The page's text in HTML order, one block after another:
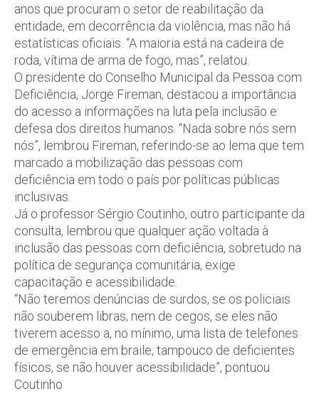
anos que procuram o setor de reabilitação da
entidade, em decorrência da violência, mas não há
estatísticas oficiais. “A maioria está na cadeira de
roda, vítima de arma de fogo, mas”, relatou.
O presidente do Conselho Municipal da Pessoa com
Deficiência, Jorge Fireman, destacou a importância
do acesso a informações na luta pela inclusão e
defesa dos direitos humanos. “Nada sobre nós sem
nós”, lembrou Fireman, referindo-se ao lema que tem
marcado a mobilização das pessoas com
deficiência em todo o país por políticas públicas
inclusivas.
Já o professor Sérgio Coutinho, outro participante da
consulta, lembrou que qualquer ação voltada à
inclusão das pessoas com deficiência, sobretudo na
política de segurança comunitária, exige
capacitação e acessibilidade.
“Não teremos denúncias de surdos, se os policiais
não souberem libras; nem de cegos, se eles não
tiverem acesso a, no mínimo, uma lista de telefones
de emergência em braile, tampouco de deficientes
físicos, se não houver acessibilidade”, pontuou
Coutinho